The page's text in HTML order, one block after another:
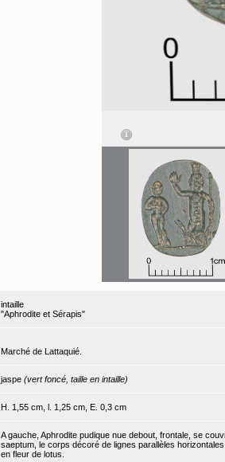
intaille
"Aphrodite et Sérapis"
Marché de Lattaquié.
jaspe (vert foncé, taille en intaille)
H. 1,55 cm, l. 1,25 cm, E. 0,3 cm
A gauche, Aphrodite pudique nue debout, frontale, se
saeptum, le corps décoré de lignes parallèles
en fleur de lotus.